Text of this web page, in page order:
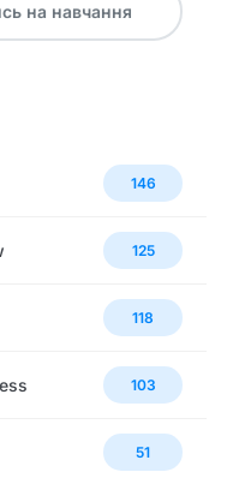
на навчання
146
125
118
103
51